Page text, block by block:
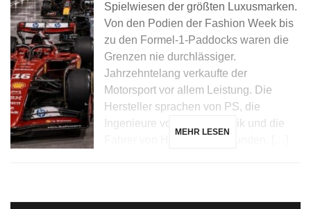
Spielwiesen der größten Luxusmarken.
Von den Podien der Fashion Week bis
zu den Formel-1-Paddocks waren die
Grenzen nie durchlässiger.
Jahrzehntelang verkaufte der
Motorsport vor allem Leistung. Die
Hersteller sprachen von PS, die
Ingenieure von Aerodynamik und die
MEHR LESEN